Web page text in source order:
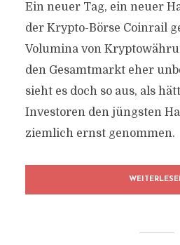
Ein neuer Tag, ein neuer
der Krypto-Börse Coinrail
Volumina von
den Gesamtmarkt eher
sieht es doch so aus, als
Investoren den jüngsten
ziemlich ernst genommen.